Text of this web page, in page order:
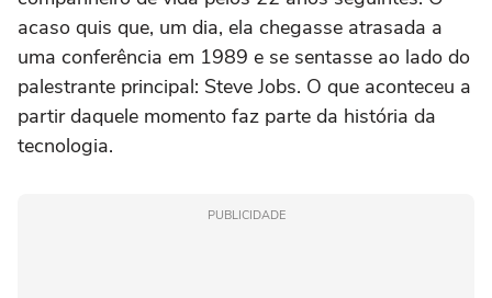
acaso quis que, um dia, ela chegasse atrasada a
uma conferência em 1989 e se sentasse ao lado do
palestrante principal: Steve Jobs. O que aconteceu a
partir daquele momento faz parte da história da
tecnologia.
PUBLICIDADE